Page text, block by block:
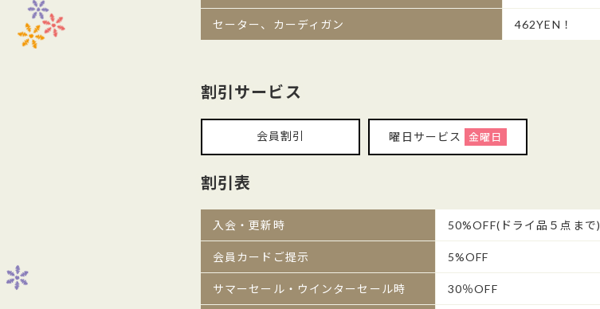
セーター、カーディガン 462YEN！
割引サービス
会員割引 曜日サービス 金曜日
割引表
入会・更新時 50%OFF(ドライ品５点まで)
会員カードご提示 5%OFF
サマーセール・ウインターセール時 30％OFF